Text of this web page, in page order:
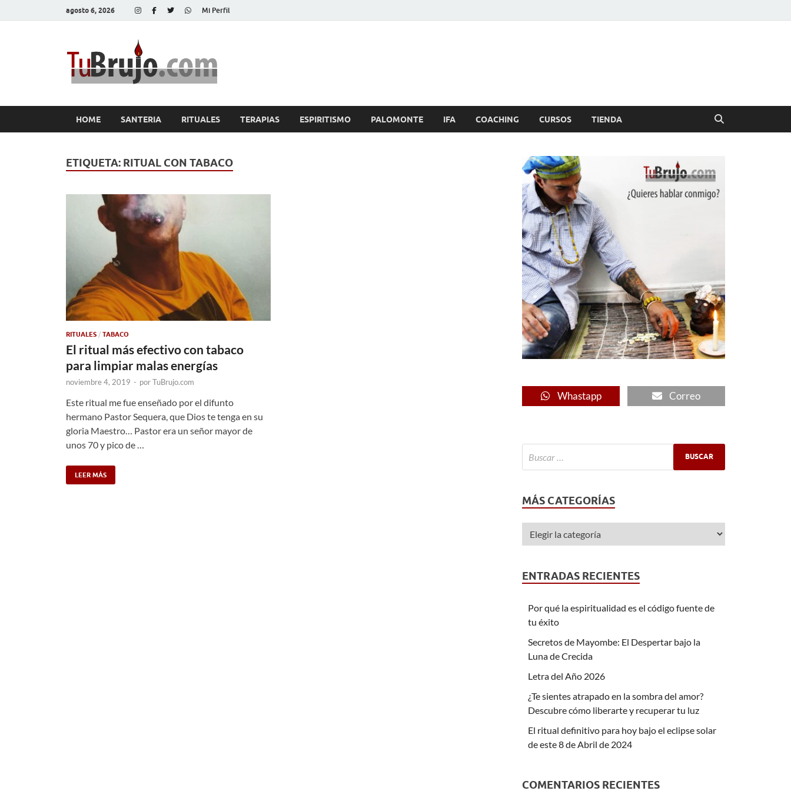
agosto 6, 2026 Mi Perfil
HOME SANTERIA RITUALES TERAPIAS ESPIRITISMO PALOMONTE IFA COACHING CURSOS TIENDA
ETIQUETA: RITUAL CON TABACO
RITUALES / TABACO
El ritual más efectivo con tabaco
para limpiar malas energías
noviembre 4, 2019 - porTuBrujo.com
Este ritual me fue enseñado por el difunto
hermano Pastor Sequera, que Dios te tenga en su
gloria Maestro… Pastor era un señor mayor de
unos 70 y pico de …
LEER MÁS
Whastapp Correo
MÁS CATEGORÍAS
ENTRADAS RECIENTES
Por qué la espiritualidad es el código fuente de
tu éxito
Secretos de Mayombe: El Despertar bajo la
Luna de Crecida
Letra del Año 2026
¿Te sientes atrapado en la sombra del amor?
Descubre cómo liberarte y recuperar tu luz
El ritual definitivo para hoy bajo el eclipse solar
de este 8 de Abril de 2024
COMENTARIOS RECIENTES